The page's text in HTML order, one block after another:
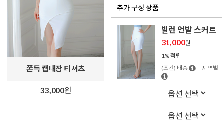
쫀득 캡내장 티셔츠
33,000원
추가 구성 상품
빌런 언발 스커트
31,000원
1% 적립
(조건) 배송
지역별